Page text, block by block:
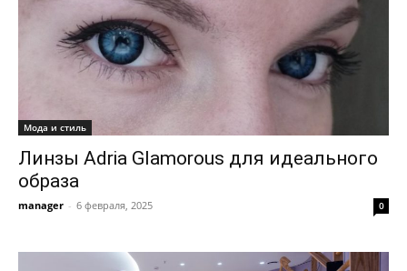
Мода и стиль
Линзы Adria Glamorous для идеального
образа
manager - 6 февраля, 2025 0